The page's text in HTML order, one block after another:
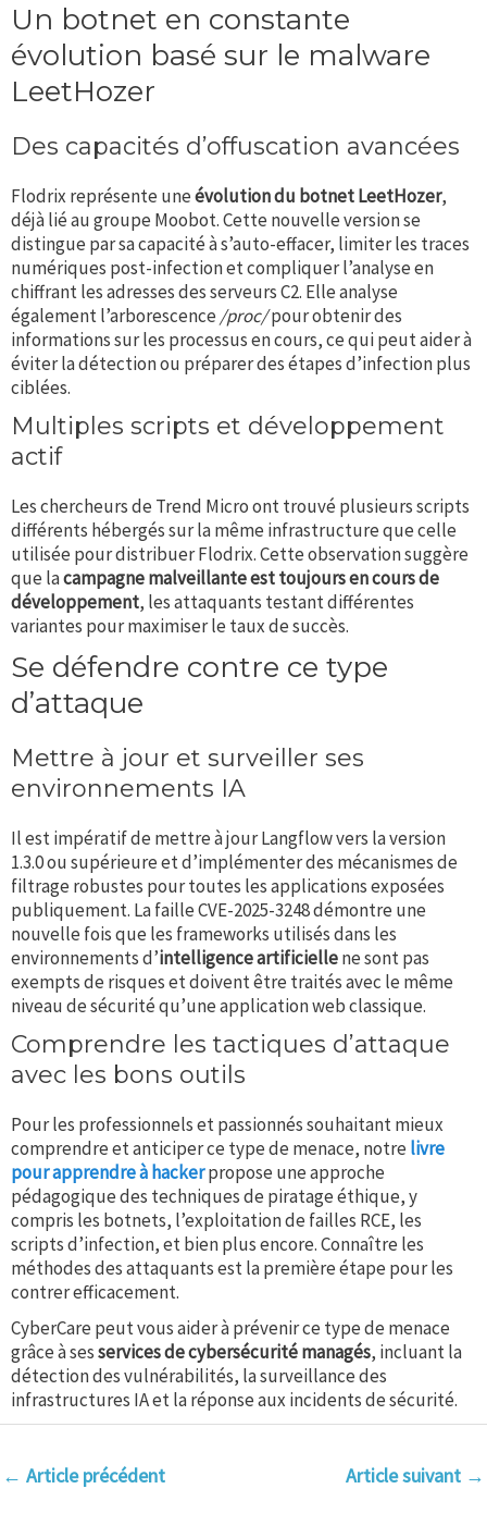
Un botnet en constante
évolution basé sur le malware
LeetHozer
Des capacités d’offuscation avancées
Flodrix représente uneévolution du botnet LeetHozer,
déjà lié au groupe Moobot. Cette nouvelle version se
distingue par sa capacité à s’auto-effacer, limiter les traces
numériques post-infection et compliquer l’analyse en
chiffrant les adresses des serveurs C2. Elle analyse
également l’arborescence /proc/pour obtenir des
informations sur les processus en cours, ce qui peut aider à
éviter la détection ou préparer des étapes d’infection plus
ciblées.
Multiples scripts et développement
actif
Les chercheurs de Trend Micro ont trouvé plusieurs scripts
différents hébergés sur la même infrastructure que celle
utilisée pour distribuer Flodrix. Cette observation suggère
que lacampagne malveillante est toujours en cours de
développement, les attaquants testant différentes
variantes pour maximiser le taux de succès.
Se défendre contre ce type
d’attaque
Mettre à jour et surveiller ses
environnements IA
Il est impératif de mettre à jour Langflow vers la version
1.3.0 ou supérieure et d’implémenter des mécanismes de
filtrage robustes pour toutes les applications exposées
publiquement. La faille CVE-2025-3248 démontre une
nouvelle fois que les frameworks utilisés dans les
environnements d’intelligence artificiellene sont pas
exempts de risques et doivent être traités avec le même
niveau de sécurité qu’une application web classique.
Comprendre les tactiques d’attaque
avec les bons outils
Pour les professionnels et passionnés souhaitant mieux
comprendre et anticiper ce type de menace, notre livre
pour apprendre à hackerpropose une approche
pédagogique des techniques de piratage éthique, y
compris les botnets, l’exploitation de failles RCE, les
scripts d’infection, et bien plus encore. Connaître les
méthodes des attaquants est la première étape pour les
contrer efficacement.
CyberCare peut vous aider à prévenir ce type de menace
grâce à sesservices de cybersécurité managés, incluant la
détection des vulnérabilités, la surveillance des
infrastructures IA et la réponse aux incidents de sécurité.
← Article précédent Article suivant →